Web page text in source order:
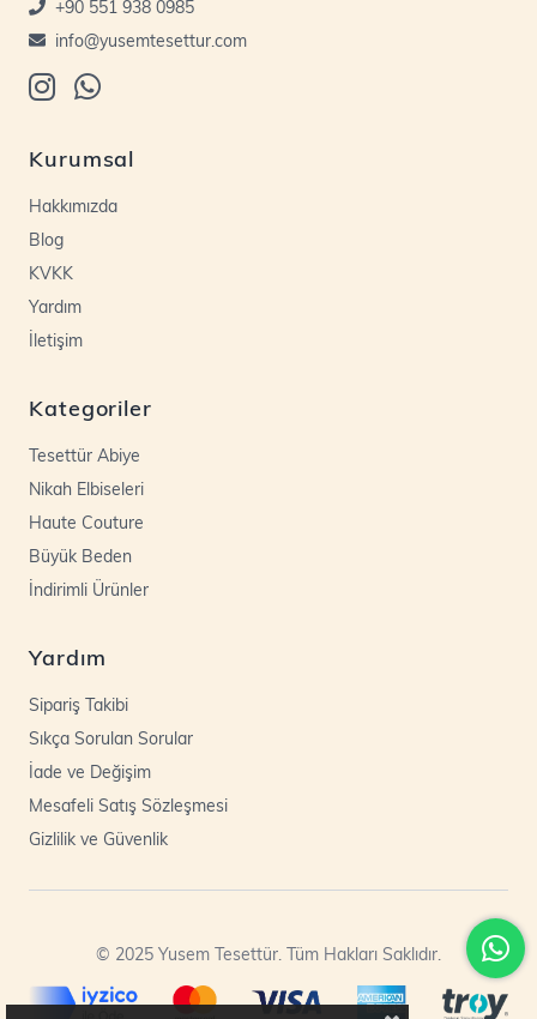
+90 551 938 0985
info@yusemtesettur.com
Kurumsal
Hakkımızda
Blog
KVKK
Yardım
İletişim
Kategoriler
Tesettür Abiye
Nikah Elbiseleri
Haute Couture
Büyük Beden
İndirimli Ürünler
Yardım
Sipariş Takibi
Sıkça Sorulan Sorular
İade ve Değişim
Mesafeli Satış Sözleşmesi
Gizlilik ve Güvenlik
© 2025 Yusem Tesettür. Tüm Hakları Saklıdır.